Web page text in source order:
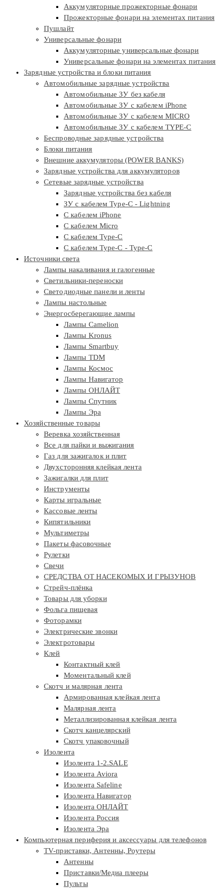
Аккумуляторные прожекторные фонари
Прожекторные фонари на элементах питания
Пушлайт
Универсальные фонари
Аккумуляторные универсальные фонари
Универсальные фонари на элементах питания
Зарядные устройства и блоки питания
Автомобильные зарядные устройства
Автомобильные ЗУ без кабеля
Автомобильные ЗУ с кабелем iPhone
Автомобильные ЗУ с кабелем MICRO
Автомобильные ЗУ с кабелем TYPE-C
Беспроводные зарядные устройства
Блоки питания
Внешние аккумуляторы (POWER BANKS)
Зарядные устройства для аккумуляторов
Сетевые зарядные устройства
Зарядные устройства без кабеля
ЗУ с кабелем Type-C - Lightning
С кабелем iPhone
С кабелем Micro
С кабелем Type-C
С кабелем Type-C - Type-C
Источники света
Лампы накаливания и галогенные
Светильники-переноски
Светодиодные панели и ленты
Лампы настольные
Энергосберегающие лампы
Лампы Camelion
Лампы Kronus
Лампы Smartbuy
Лампы TDM
Лампы Космос
Лампы Навигатор
Лампы ОНЛАЙТ
Лампы Спутник
Лампы Эра
Хозяйственные товары
Веревка хозяйственная
Все для пайки и выжигания
Газ для зажигалок и плит
Двухсторонняя клейкая лента
Зажигалки для плит
Инструменты
Карты игральные
Кассовые ленты
Кипятильники
Мультиметры
Пакеты фасовочные
Рулетки
Свечи
СРЕДСТВА ОТ НАСЕКОМЫХ И ГРЫЗУНОВ
Стрейч-плёнка
Товары для уборки
Фольга пищевая
Фоторамки
Электрические звонки
Электротовары
Клей
Контактный клей
Моментальный клей
Скотч и малярная лента
Армированная клейкая лента
Малярная лента
Металлизированная клейкая лента
Скотч канцелярский
Скотч упаковочный
Изолента
Изолента 1-2.SALE
Изолента Aviora
Изолента Safeline
Изолента Навигатор
Изолента ОНЛАЙТ
Изолента Россия
Изолента Эра
Компьютерная периферия и аксессуары для телефонов
TV-приставки, Антенны, Роутеры
Антенны
Приставки/Медиа плееры
Пульты